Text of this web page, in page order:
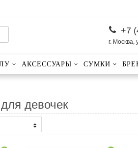
+7
г. Москва,
АКСЕССУАРЫ СУМКИ
девочек